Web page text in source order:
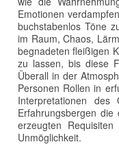
Emotionen
buchstabenlos Töne
im Raum, Chaos,
begnadeten fleißigen
zu lassen, bis diese
Überall in der
Personen Rollen in
Interpretationen
Erfahrungsbergen
erzeugten
Unmöglichkeit.